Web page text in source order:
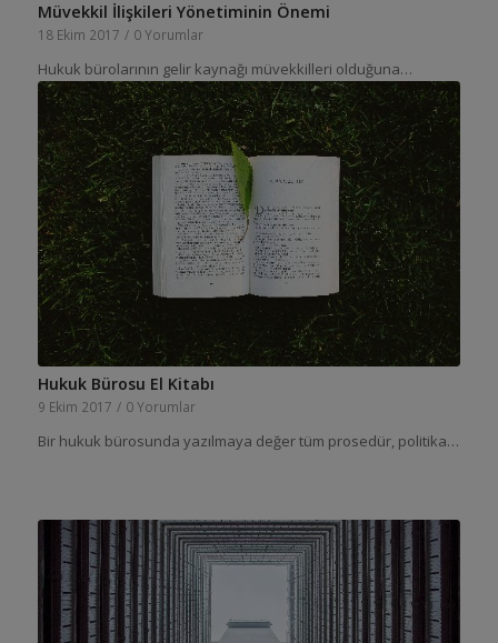
Müvekkil İlişkileri Yönetiminin Önemi
18 Ekim 2017 / 0 Yorumlar
Hukuk bürolarının gelir kaynağı müvekkilleri olduğuna…
Hukuk Bürosu El Kitabı
9 Ekim 2017 / 0 Yorumlar
Bir hukuk bürosunda yazılmaya değer tüm prosedür, politika…